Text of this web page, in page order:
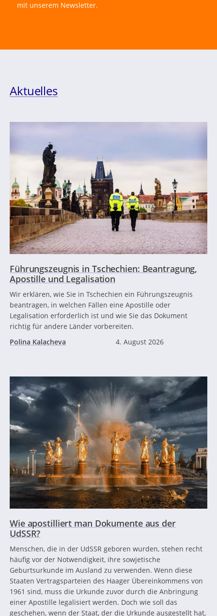
mit unserem Newsletter.
Aktuelles
Führungszeugnis in Tschechien: Beantragung,
Apostille und Legalisation
Wir erklären, wie Sie in Tschechien ein Führungszeugnis
beantragen, in welchen Fällen eine Apostille oder
Legalisation erforderlich ist und wie Sie das Dokument
richtig für andere Länder vorbereiten.
Polina Kalacheva
4. August 2026
Wie apostilliert man Dokumente aus der
UdSSR?
Menschen, die in der UdSSR geboren wurden, stehen recht
häufig vor der Notwendigkeit, ihre sowjetische
Geburtsurkunde im Ausland zu verwenden. Wenn diese
Staaten Vertragsparteien des Haager Übereinkommens von
1961 sind, muss die Urkunde zuvor durch die Anbringung
einer Apostille legalisiert werden. Doch wie soll das
geschehen, wenn der Staat, der die Urkunde ausgestellt hat,